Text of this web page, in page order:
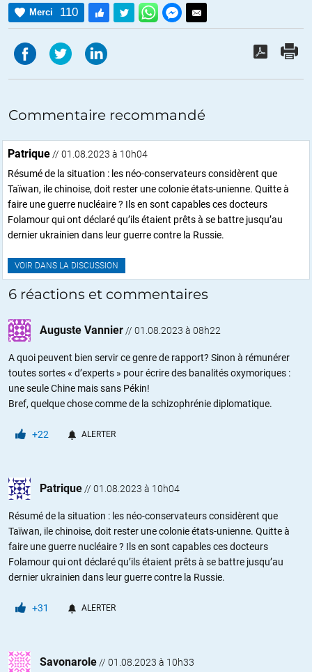
Merci 110
Commentaire recommandé
Patrique// 01.08.2023 à 10h04
Résumé de la situation : les néo-conservateurs considèrent que
Taïwan, ile chinoise, doit rester une colonie états-unienne. Quitte à
faire une guerre nucléaire ? Ils en sont capables ces docteurs
Folamour qui ont déclaré qu’ils étaient prêts à se battre jusqu’au
dernier ukrainien dans leur guerre contre la Russie.
VOIR DANS LA DISCUSSION
6 réactions et commentaires
Auguste Vannier// 01.08.2023 à 08h22
A quoi peuvent bien servir ce genre de rapport? Sinon à rémunérer
toutes sortes « d’experts » pour écrire des banalités oxymoriques :
une seule Chine mais sans Pékin!
Bref, quelque chose comme de la schizophrénie diplomatique.
+22 ALERTER
Patrique// 01.08.2023 à 10h04
Résumé de la situation : les néo-conservateurs considèrent que
Taïwan, ile chinoise, doit rester une colonie états-unienne. Quitte à
faire une guerre nucléaire ? Ils en sont capables ces docteurs
Folamour qui ont déclaré qu’ils étaient prêts à se battre jusqu’au
dernier ukrainien dans leur guerre contre la Russie.
+31 ALERTER
Savonarole// 01.08.2023 à 10h33